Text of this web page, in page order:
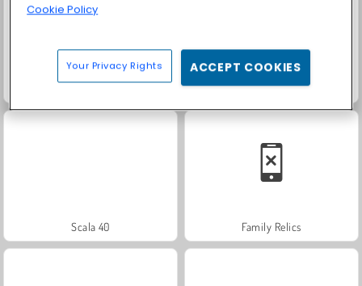
Farm Merge Valley
Scala 40 Family Relics
Cookie Policy
Your Privacy Rights ACCEPT COOKIES